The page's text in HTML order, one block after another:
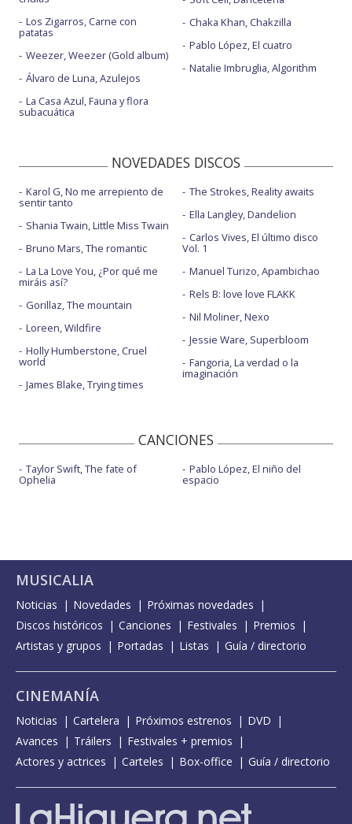
Los Zigarros, Carne con
patatas
Weezer, Weezer (Gold album)
Álvaro de Luna, Azulejos
La Casa Azul, Fauna y flora
subacuática
Chaka Khan, Chakzilla
Pablo López, El cuatro
Natalie Imbruglia, Algorithm
NOVEDADES DISCOS
Karol G, No me arrepiento de
sentir tanto
Shania Twain, Little Miss Twain
Bruno Mars, The romantic
La La Love You, ¿Por qué me
miráis así?
Gorillaz, The mountain
Loreen, Wildfire
Holly Humberstone, Cruel
world
James Blake, Trying times
The Strokes, Reality awaits
Ella Langley, Dandelion
Carlos Vives, El último disco
Vol. 1
Manuel Turizo, Apambichao
Rels B: love love FLAKK
Nil Moliner, Nexo
Jessie Ware, Superbloom
Fangoria, La verdad o la
imaginación
CANCIONES
Taylor Swift, The fate of
Ophelia
Pablo López, El niño del
espacio
MUSICALIA
Noticias Novedades
Próximas novedades
Discos históricos
Canciones Festivales
Premios
Artistas y grupos
Portadas Listas Guía / directorio
CINEMANÍA
Noticias Cartelera Próximos estrenos
DVD
Avances
Tráilers
Festivales + premios
Actores y actrices
Carteles Box-office Guía / directorio